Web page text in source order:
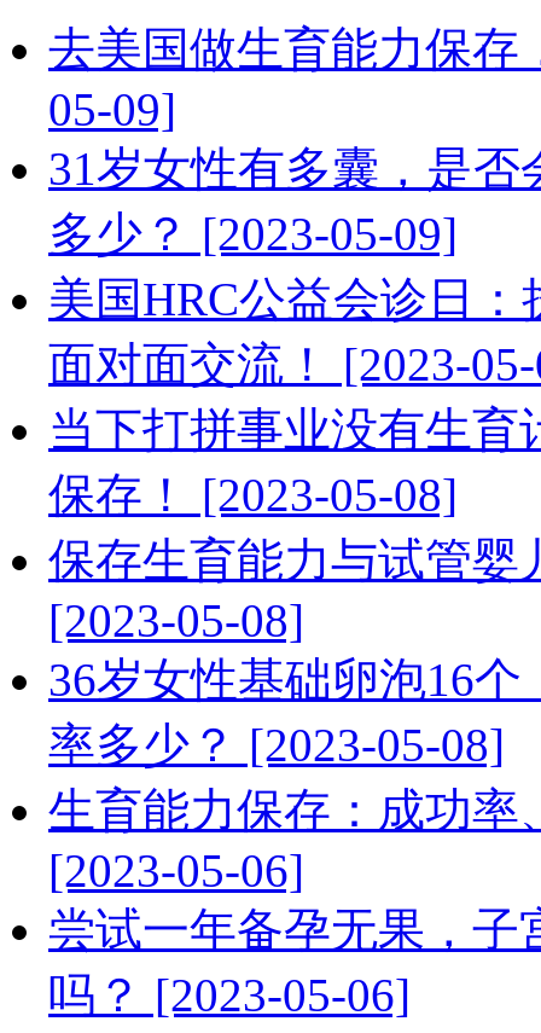
去美国做生育能力保存
05-09]
31岁女性有多囊，是
多少？ [2023-05-09]
美国HRC公益会诊日
面对面交流！ [2023-
当下打拼事业没有生
保存！ [2023-05-08]
保存生育能力与试管婴
[2023-05-08]
36岁女性基础卵泡16
率多少？ [2023-05-08]
生育能力保存：成功率
[2023-05-06]
尝试一年备孕无果，子
吗？ [2023-05-06]